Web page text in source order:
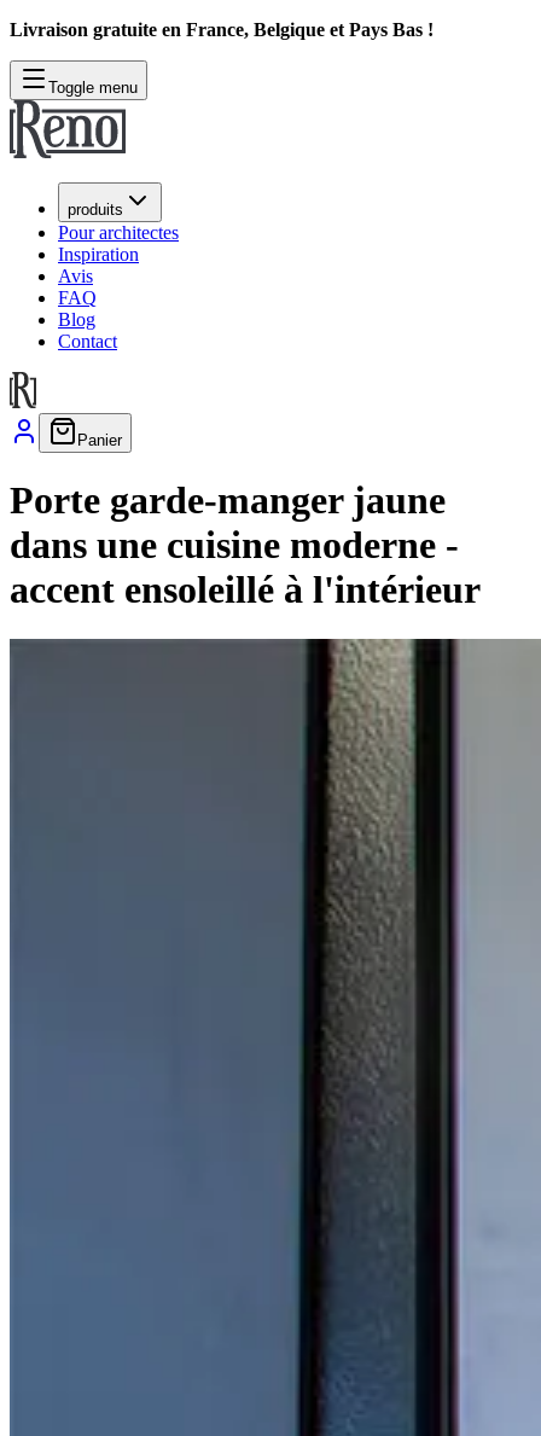
Livraison gratuite en France, Belgique et Pays Bas !
Toggle menu
produits
Pour architectes
Inspiration
Avis
FAQ
Blog
Contact
Panier
Porte garde-manger jaune
dans une cuisine moderne -
accent ensoleillé à l'intérieur